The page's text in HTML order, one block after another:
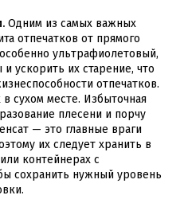
Одним из самых важных
отпечатков от прямого
ультрафиолетовый,
ускорить их старение, что
отпечатков.
сухом месте. Избыточная
плесени и порчу
— это главные враги
их следует хранить в
контейнерах с
сохранить нужный уровень